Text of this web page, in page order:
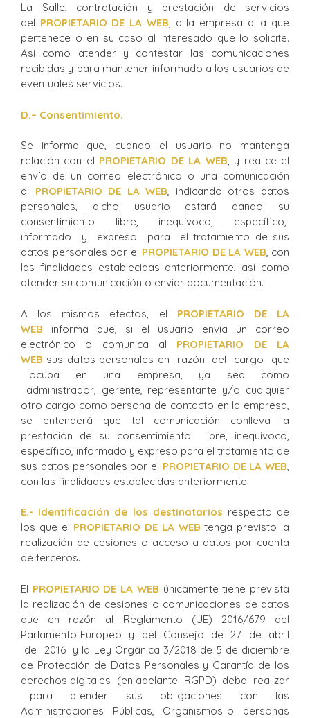
La Salle, contratación y prestación de servicios
del PROPIETARIO DE LA WEB, a la empresa a la que
pertenece o en su caso al interesado que lo solicite.
Así como atender y contestar las comunicaciones
recibidas y para mantener informado a los usuarios de
eventuales servicios.
D.– Consentimiento.
Se informa que, cuando el usuario no mantenga
relación con el PROPIETARIO DE LA WEB, y realice el
envío de un correo electrónico o una comunicación
al PROPIETARIO DE LA WEB, indicando otros datos
personales, dicho usuario estará dando su
consentimiento libre, inequívoco, específico,
informado y expreso para el tratamiento de sus
datos personales por el PROPIETARIO DE LA WEB, con
las finalidades establecidas anteriormente, así como
atender su comunicación o enviar documentación.
A los mismos efectos, el PROPIETARIO DE LA
WEB informa que, si el usuario envía un correo
electrónico o comunica al PROPIETARIO DE LA
WEB sus datos personales en razón del cargo que
ocupa en una empresa, ya sea como
administrador, gerente, representante y/o cualquier
otro cargo como persona de contacto en la empresa,
se entenderá que tal comunicación conlleva la
prestación de su consentimiento libre, inequívoco,
específico, informado y expreso para el tratamiento de
sus datos personales por el PROPIETARIO DE LA WEB
con las finalidades establecidas anteriormente.
E.- Identificación de los destinatarios respecto de
los que el PROPIETARIO DE LA WEB tenga previsto la
realización de cesiones o acceso a datos por cuenta
de terceros.
El PROPIETARIO DE LA WEB únicamente tiene prevista
la realización de cesiones o comunicaciones de datos
que en razón al Reglamento (UE) 2016/679 del
Parlamento Europeo y del Consejo de 27 de abril
de 2016 y la Ley Orgánica 3/2018 de 5 de diciembre
de Protección de Datos Personales y Garantía de los
derechos digitales (en adelante RGPD) deba realizar
para atender sus obligaciones con las
Administraciones Públicas, Organismos o personas